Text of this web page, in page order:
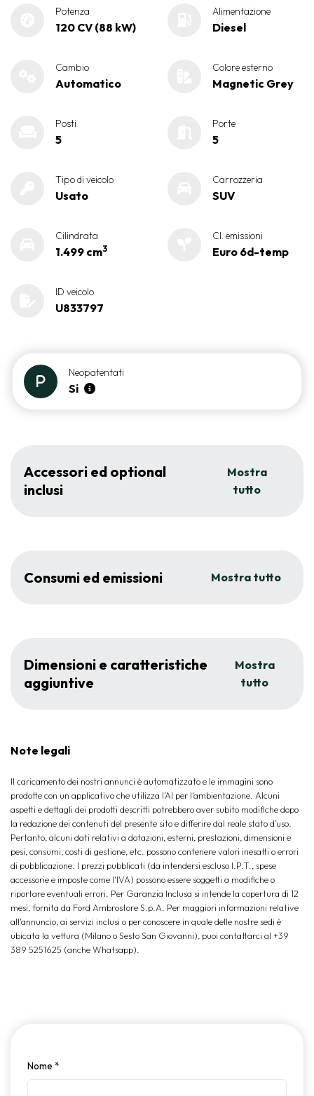
Potenza
120 CV (88 kW)
Alimentazione
Diesel
Cambio
Automatico
Colore esterno
Magnetic Grey
Posti
5
Porte
5
Tipo di veicolo
Usato
Carrozzeria
SUV
Cilindrata
1.499 cm3
Cl. emissioni
Euro 6d-temp
ID veicolo
U833797
Neopatentati
Si
Accessori ed optional
inclusi
Mostra
tutto
Consumi ed emissioni Mostra tutto
Dimensioni e caratteristiche
aggiuntive
Mostra
tutto
Note legali
Il caricamento dei nostri annunci è automatizzato e le immagini sono
prodotte con un applicativo che utilizza l’AI per l‘ambientazione. Alcuni
aspetti e dettagli dei prodotti descritti potrebbero aver subito modifiche dopo
la redazione dei contenuti del presente sito e differire dal reale stato d’uso.
Pertanto, alcuni dati relativi a dotazioni, esterni, prestazioni, dimensioni e
pesi, consumi, costi di gestione, etc. possono contenere valori inesatti o errori
di pubblicazione. I prezzi pubblicati (da intendersi escluso I.P.T., spese
accessorie e imposte come l'IVA) possono essere soggetti a modifiche o
riportare eventuali errori. Per Garanzia Inclusa si intende la copertura di 12
mesi, fornita da Ford Ambrostore S.p.A. Per maggiori informazioni relative
all'annuncio, ai servizi inclusi o per conoscere in quale delle nostre sedi è
ubicata la vettura (Milano o Sesto San Giovanni), puoi contattarci al +39
389 5251625 (anche Whatsapp).
Nome *